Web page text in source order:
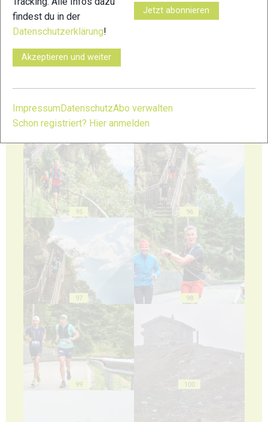
93
95 96
97 98
99 100
findest du in der
Datenschutzerklärung!
Akzeptieren und weiter
Jetzt abonnieren
Impressum DatenschutzAbo verwalten
Schon registriert? Hier anmelden